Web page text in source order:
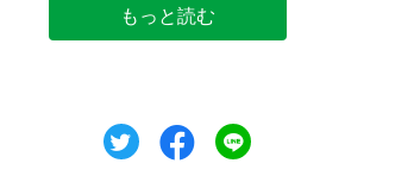
もっと読む
ツイートシェア